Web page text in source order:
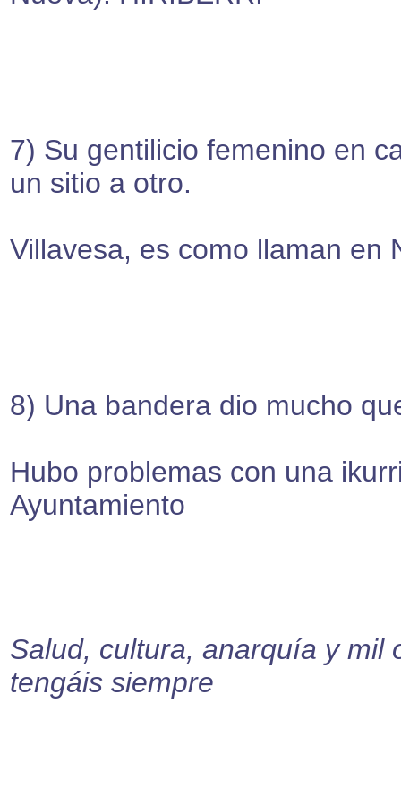
7) Su gentilicio femenino en
un sitio a otro.
Villavesa, es como llaman en
8) Una bandera dio mucho
Hubo problemas con una
Ayuntamiento
Salud, cultura, anarquía y mil
tengáis siempre